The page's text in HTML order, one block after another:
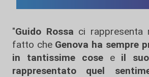
"Guido Rossa ci rappresenta
fatto che Genova ha sempre
in tantissime cosee il
rappresentato quel